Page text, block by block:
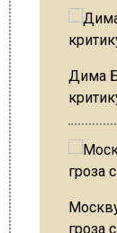
Дима
гроза